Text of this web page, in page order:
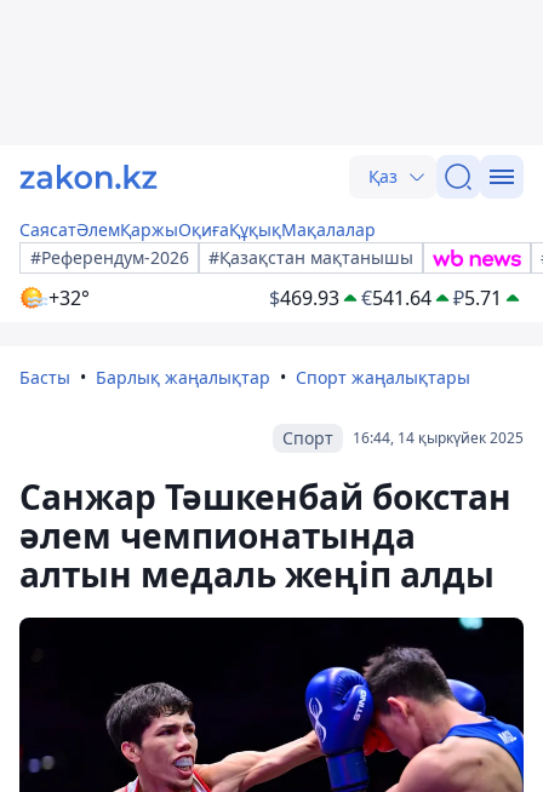
Қаз
СаясатӘлемҚаржыОқиғаҚұқықМақалалар
#Референдум-2026
#Қазақстан мақтанышы
+32° $469.93 €541.64 ₽5.71
Басты Барлық жаңалықтар Спорт жаңалықтары
16:44, 14 қыркүйек 2025
Спорт
Санжар Тәшкенбай бокстан
әлем чемпионатында
алтын медаль жеңіп алды